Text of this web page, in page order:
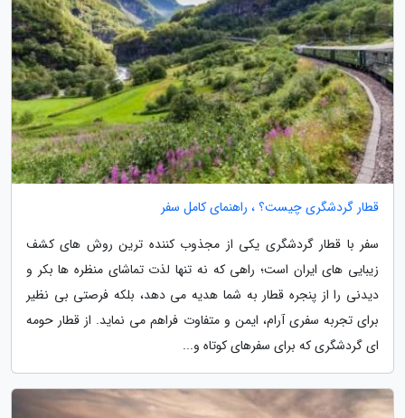
قطار گردشگری چیست؟ ، راهنمای کامل سفر
سفر با قطار گردشگری یکی از مجذوب کننده ترین روش های کشف
زیبایی های ایران است؛ راهی که نه تنها لذت تماشای منظره ها بکر و
دیدنی را از پنجره قطار به شما هدیه می دهد، بلکه فرصتی بی نظیر
برای تجربه سفری آرام، ایمن و متفاوت فراهم می نماید. از قطار حومه
ای گردشگری که برای سفرهای کوتاه و...